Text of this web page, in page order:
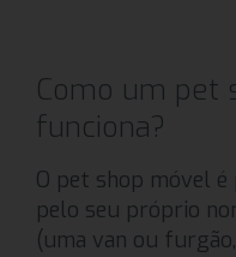
Como um pet
funciona?
O pet shop móvel
pelo seu próprio
(uma van ou